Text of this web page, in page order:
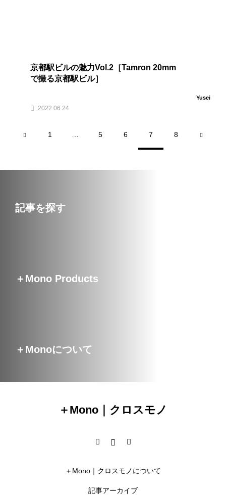
京都駅ビルの魅力Vol.2［Tamron 20mm
で撮る京都駅ビル］
Yusei
2022.06.24
1 5 6 7 8
記事を探す
＋Mono Products
＋Monoについて
＋Mono｜クロスモノ
＋Mono｜クロスモノについて
記事アーカイブ